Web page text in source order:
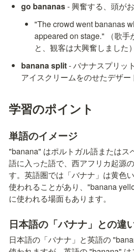
go bananas - 興奮する、頭が
"The crowd went bananas
appeared on stage." （歌手
と、観客は大興奮しました）
banana split - バナナスプリッ
アイスクリームをのせたデザー
学習のポイント
単語のイメージ
"banana" はポルトガル語またはス
語に入った語で、西アフリカ起源
す。英語圏では「バナナ」は黄色
使われることがあり、"banana
に使われる場面もあります。
日本語の「バナナ」との違
日本語の「バナナ」と英語の